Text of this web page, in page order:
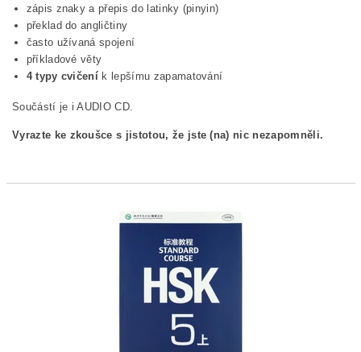
zápis znaky a přepis do latinky (pinyin)
překlad do angličtiny
často užívaná spojení
příkladové věty
4 typy cvičení k lepšímu zapamatování
Součástí je i AUDIO CD.
Vyrazte ke zkoušce s jistotou, že jste (na) nic nezapomněli.